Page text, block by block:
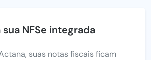
sua NFSe integrada
suas notas fiscais ficam